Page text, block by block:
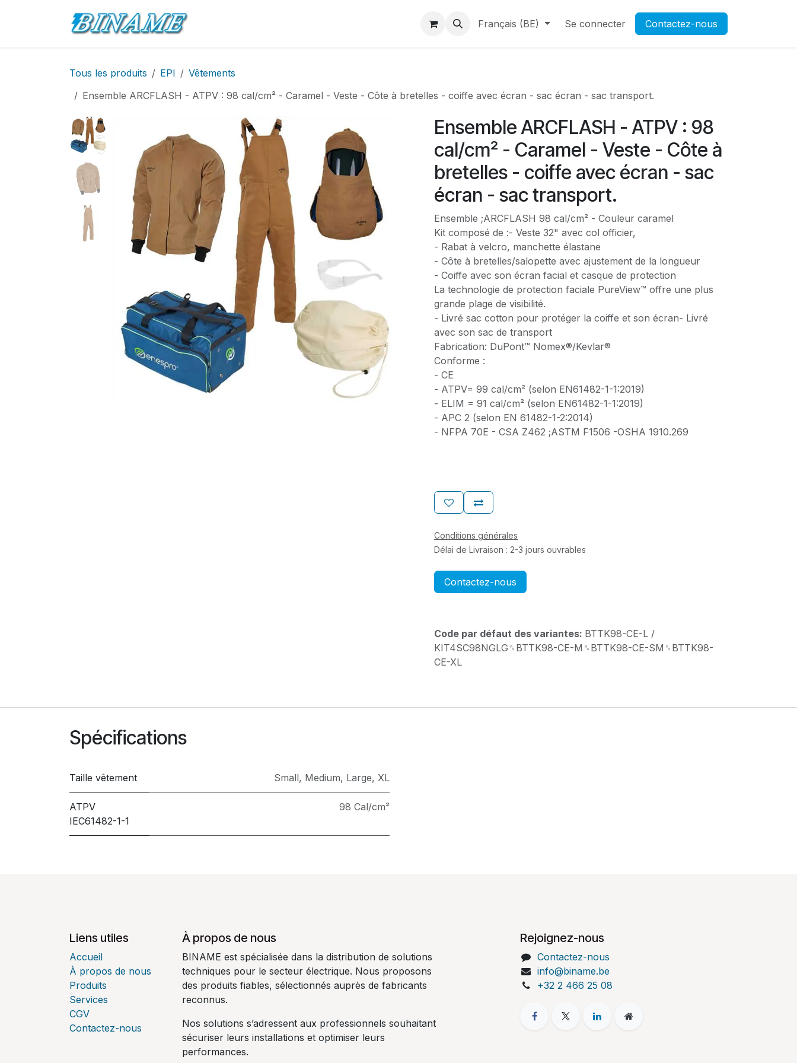
À propos de BINAME Contactez-nous Rendez-vous Ouverture d'un compte
Français (BE) Se connecter Contactez-nous
Tous les produits EPI
Vêtements
Ensemble ARCFLASH - ATPV : 98 cal/cm² - Caramel - Veste - Côte à bretelles - coiffe avec écran - sac écran - sac transport.
Ensemble ARCFLASH - ATPV : 98
cal/cm² - Caramel - Veste - Côte à
bretelles - coiffe avec écran - sac
écran - sac transport.
Ensemble ;ARCFLASH 98 cal/cm² - Couleur caramel
Kit composé de :- Veste 32" avec col officier,
- Rabat à velcro, manchette élastane
- Côte à bretelles/salopette avec ajustement de la longueur
- Coiffe avec son écran facial et casque de protection
La technologie de protection faciale PureView™ offre une plus
grande plage de visibilité.
- Livré sac cotton pour protéger la coiffe et son écran- Livré
avec son sac de transport
Fabrication: DuPont™ Nomex®/Kevlar®
Conforme :
- CE
- ATPV= 99 cal/cm² (selon EN61482-1-1:2019)
- ELIM = 91 cal/cm² (selon EN61482-1-1:2019)
- APC 2 (selon EN 61482-1-2:2014)
- NFPA 70E - CSA Z462 ;ASTM F1506 -OSHA 1910.269
Conditions générales
Délai de Livraison : 2-3 jours ouvrables
Contactez-nous
Code par défaut des variantes: BTTK98-CE-L /
KIT4SC98NGLG␞BTTK98-CE-M␞BTTK98-CE-SM␞BTTK98-
CE-XL
Spécifications
Taille vêtement Small, Medium, Large, XL
ATPV
IEC61482-1-1
98 Cal/cm²
Liens utiles
Accueil
À propos de nous
Produits
Services
CGV
Contactez-nous
À propos de nous
BINAME est spécialisée dans la distribution de solutions
techniques pour le secteur électrique. Nous proposons
des produits fiables, sélectionnés auprès de fabricants
reconnus.
Nos solutions s’adressent aux professionnels souhaitant
sécuriser leurs installations et optimiser leurs
performances.
Rejoignez-nous
Contactez-nous
info@biname.be
+32 2 466 25 08